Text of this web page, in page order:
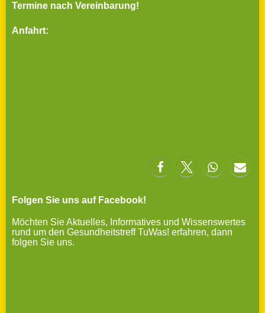
Termine nach Vereinbarung!
Anfahrt:
Folgen Sie uns auf Facebook!
Möchten Sie Aktuelles, Informatives und Wissenswertes
rund um den Gesundheitstreff TuWas! erfahren, dann
folgen Sie uns.